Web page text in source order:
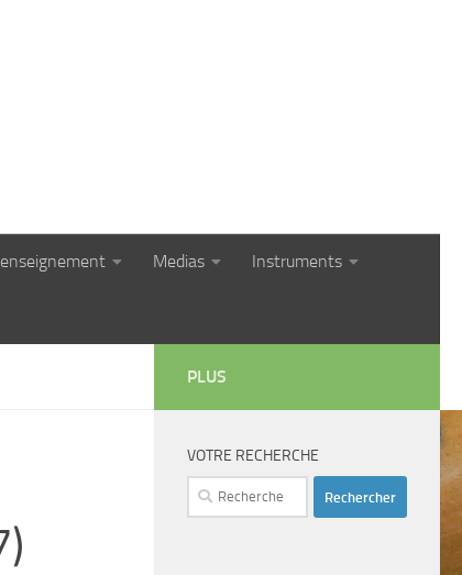
Medias Instruments
PLUS
VOTRE RECHERCHE
Rechercher :